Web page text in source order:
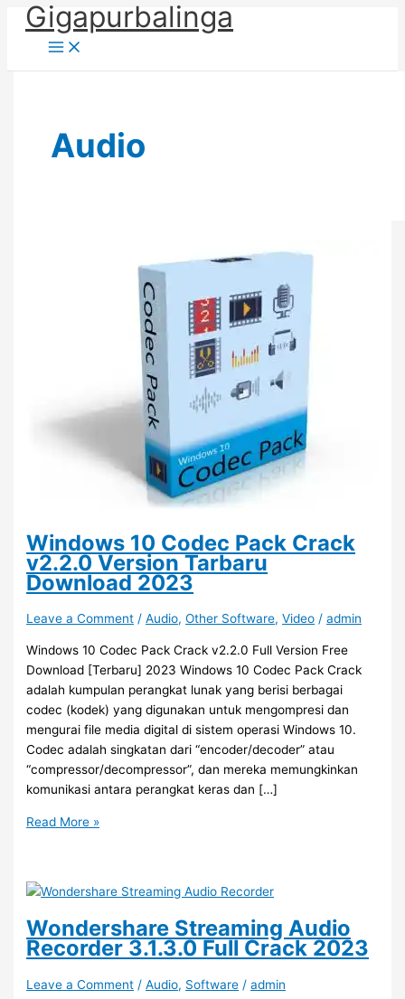
Skip
content
Gigapurbalinga
Audio
Windows 10 Codec Pack Crack
v2.2.0 Version Tarbaru
Download 2023
Leave a Comment /Audio,Other Software,Video /admin
Windows 10 Codec Pack Crack v2.2.0 Full Version Free
Download [Terbaru] 2023 Windows 10 Codec Pack Crack
adalah kumpulan perangkat lunak yang berisi berbagai
codec (kodek) yang digunakan untuk mengompresi dan
mengurai file media digital di sistem operasi Windows 10.
Codec adalah singkatan dari “encoder/decoder” atau
“compressor/decompressor”, dan mereka memungkinkan
komunikasi antara perangkat keras dan […]
Windows
Pack
Crack
v2.2.0
Version
Tarbaru
Download
Read More »
Wondershare Streaming Audio
Recorder 3.1.3.0 Full Crack 2023
Leave a Comment /Audio, Software /admin